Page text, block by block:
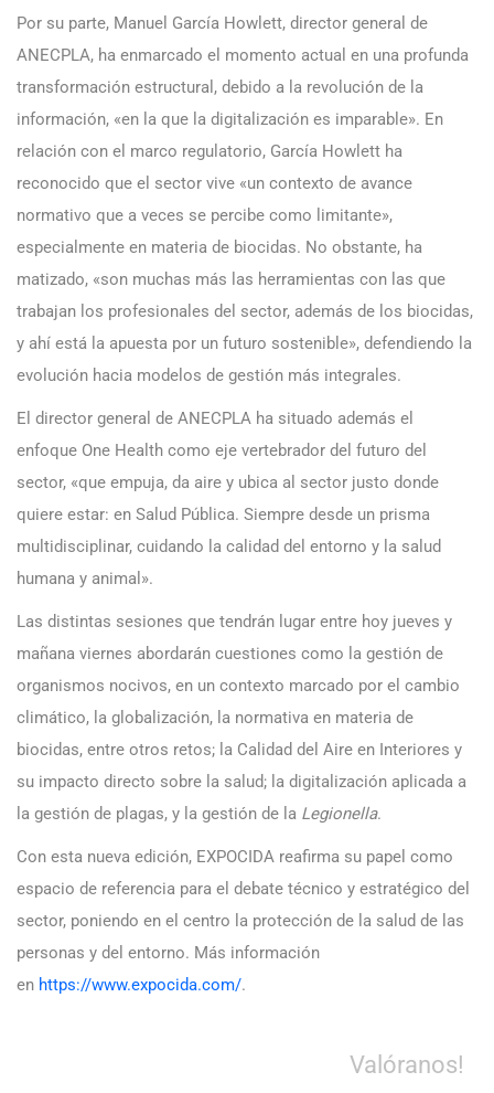
Por su parte, Manuel García Howlett, director general de
ANECPLA, ha enmarcado el momento actual en una profunda
transformación estructural, debido a la revolución de la
información, «en la que la digitalización es imparable». En
relación con el marco regulatorio, García Howlett ha
reconocido que el sector vive «un contexto de avance
normativo que a veces se percibe como limitante»,
especialmente en materia de biocidas. No obstante, ha
matizado, «son muchas más las herramientas con las que
trabajan los profesionales del sector, además de los biocidas,
y ahí está la apuesta por un futuro sostenible», defendiendo la
evolución hacia modelos de gestión más integrales.
El director general de ANECPLA ha situado además el
enfoque One Health como eje vertebrador del futuro del
sector, «que empuja, da aire y ubica al sector justo donde
quiere estar: en Salud Pública. Siempre desde un prisma
multidisciplinar, cuidando la calidad del entorno y la salud
humana y animal».
Las distintas sesiones que tendrán lugar entre hoy jueves y
mañana viernes abordarán cuestiones como la gestión de
organismos nocivos, en un contexto marcado por el cambio
climático, la globalización, la normativa en materia de
biocidas, entre otros retos; la Calidad del Aire en Interiores y
su impacto directo sobre la salud; la digitalización aplicada a
la gestión de plagas, y la gestión de la Legionella.
Con esta nueva edición, EXPOCIDA reafirma su papel como
espacio de referencia para el debate técnico y estratégico del
sector, poniendo en el centro la protección de la salud de las
personas y del entorno. Más información
en https://www.expocida.com/.
Valóranos!